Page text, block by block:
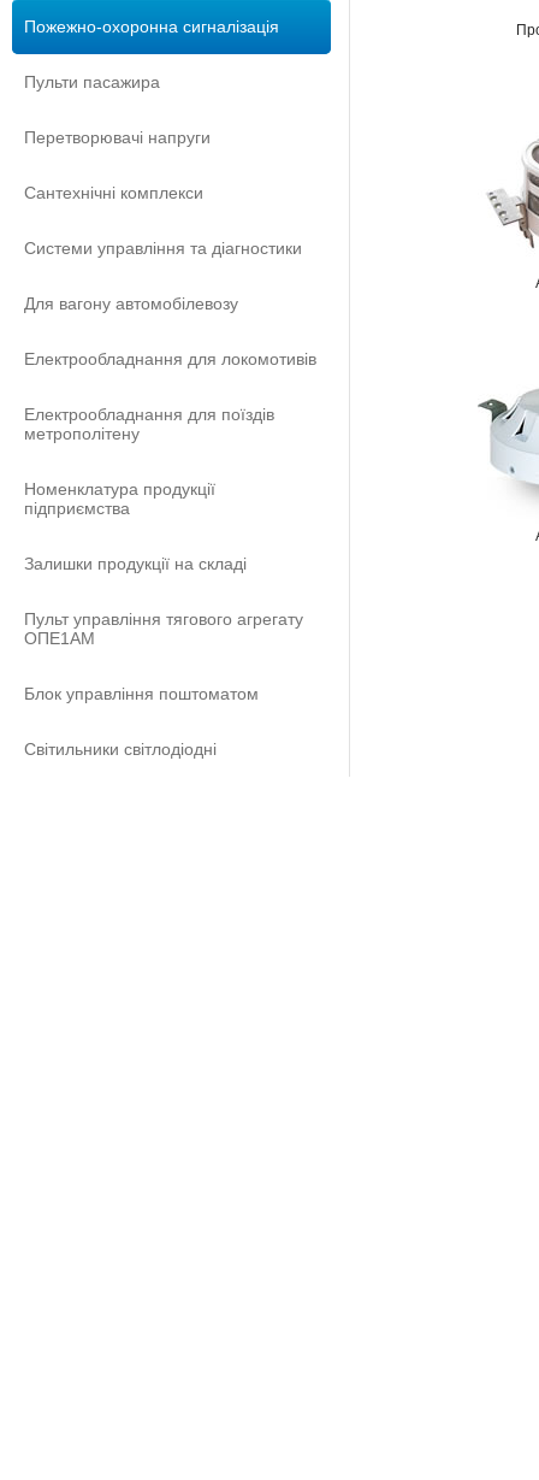
Пожежно-охоронна сигналізація
Пульти пасажира
Перетворювачі напруги
Сантехнічні комплекси
Системи управління та діагностики
Для вагону автомобілевозу
Електрообладнання для локомотивів
Електрообладнання для поїздів
метрополітену
Номенклатура продукції
підприємства
Залишки продукції на складі
Пульт управління тягового агрегату
ОПЕ1АМ
Блок управління поштоматом
Світильники світлодіодні